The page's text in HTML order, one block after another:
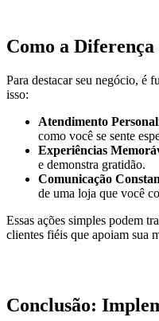
Como a Diferença
Para destacar seu negócio, é
isso:
Atendimento
como você se sente
Experiências
e demonstra gratidão.
Comunicação
de uma loja que você
Essas ações simples podem
clientes fiéis que apoiam sua
Conclusão: